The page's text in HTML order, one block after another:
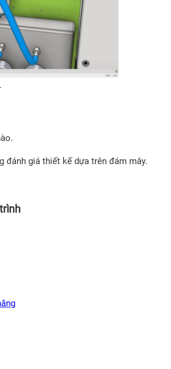
đánh giá thiết kế dựa trên đám mây.